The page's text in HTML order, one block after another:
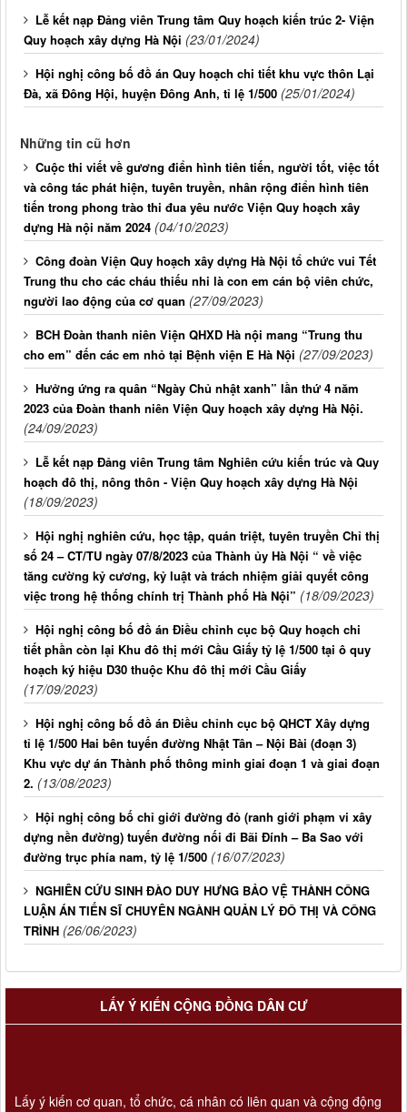
Lễ kết nạp Đảng viên Trung tâm Quy hoạch kiến trúc 2- Viện
Quy hoạch xây dựng Hà Nội (23/01/2024)
Hội nghị công bố đồ án Quy hoạch chi tiết khu vực thôn Lại
Đà, xã Đông Hội, huyện Đông Anh, tỉ lệ 1/500 (25/01/2024)
Những tin cũ hơn
Cuộc thi viết về gương điển hình tiên tiến, người tốt, việc tốt
và công tác phát hiện, tuyên truyền, nhân rộng điển hình tiên
tiến trong phong trào thi đua yêu nước Viện Quy hoạch xây
dựng Hà nội năm 2024 (04/10/2023)
Công đoàn Viện Quy hoạch xây dựng Hà Nội tổ chức vui Tết
Trung thu cho các cháu thiếu nhi là con em cán bộ viên chức,
người lao động của cơ quan (27/09/2023)
BCH Đoàn thanh niên Viện QHXD Hà nội mang “Trung thu
cho em” đến các em nhỏ tại Bệnh viện E Hà Nội (27/09/2023)
Hưởng ứng ra quân “Ngày Chủ nhật xanh” lần thứ 4 năm
2023 của Đoàn thanh niên Viện Quy hoạch xây dựng Hà Nội.
(24/09/2023)
Lễ kết nạp Đảng viên Trung tâm Nghiên cứu kiến trúc và Quy
hoạch đô thị, nông thôn - Viện Quy hoạch xây dựng Hà Nội
(18/09/2023)
Hội nghị nghiên cứu, học tập, quán triệt, tuyên truyền Chỉ thị
số 24 – CT/TU ngày 07/8/2023 của Thành ủy Hà Nội “ về việc
tăng cường kỷ cương, kỷ luật và trách nhiệm giải quyết công
việc trong hệ thống chính trị Thành phố Hà Nội” (18/09/2023)
Hội nghị công bố đồ án Điều chỉnh cục bộ Quy hoạch chi
tiết phần còn lại Khu đô thị mới Cầu Giấy tỷ lệ 1/500 tại ô quy
hoạch ký hiệu D30 thuộc Khu đô thị mới Cầu Giấy
(17/09/2023)
Hội nghị công bố đồ án Điều chỉnh cục bộ QHCT Xây dựng
tỉ lệ 1/500 Hai bên tuyến đường Nhật Tân – Nội Bài (đoạn 3)
Khu vực dự án Thành phố thông minh giai đoạn 1 và giai đoạn
2. (13/08/2023)
Hội nghị công bố chỉ giới đường đỏ (ranh giới phạm vi xây
dựng nền đường) tuyến đường nối đi Bãi Đính – Ba Sao với
đường trục phía nam, tỷ lệ 1/500 (16/07/2023)
NGHIÊN CỨU SINH ĐÀO DUY HƯNG BẢO VỆ THÀNH CÔNG
LUẬN ÁN TIẾN SĨ CHUYÊN NGÀNH QUẢN LÝ ĐÔ THỊ VÀ CÔNG
TRÌNH (26/06/2023)
LẤY Ý KIẾN CỘNG ĐỒNG DÂN CƯ
dân cư đối với Quy hoạch tổng thể Thủ đô Hà Nội tầm nhìn 100